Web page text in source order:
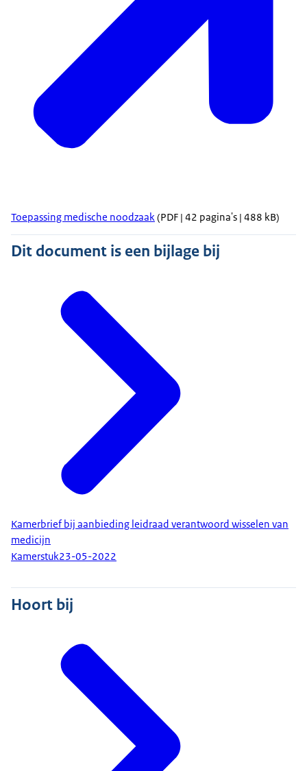
Toepassing medische noodzaak(PDF | 42 pagina's | 488 kB)
Dit document is een bijlage bij
Kamerbrief bij aanbieding leidraad verantwoord wisselen van
medicijn
Kamerstuk23-05-2022
Hoort bij